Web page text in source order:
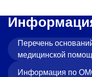
Перечень
медицинской
Информация по